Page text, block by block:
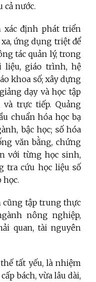
cả nước.
định phát triển
ứng dụng triệt để
tác quản lý, trong
liệu, giáo trình, hệ
khoa số; xây dựng
dạy và học tập
trực tiếp. Quảng
chuẩn hóa học bạ
bậc học; số hóa
văn bằng, chứng
với từng học sinh,
tra cứu học liệu số
học.
cũng tập trung thực
nông nghiệp,
quan, tài nguyên
tất yếu, là nhiệm
bách, vừa lâu dài,